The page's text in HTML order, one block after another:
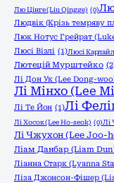
Лю Цінге (Liu Qingge) (0)
Людвік (Крізь темряву
Люк Нотус Грейрат
Люсі Візлі (1)Люсі Карлайл
Лютецій Мурштейко
Лі Дон Ук (Lee Dong-
Лі Мінхо (Lee
Лі Те Йон (1)Лі
Лі Хосок (Lee Ho-seok) (0)Лі
Лі Чжухон (Lee Joo-
Ліам Данбар (Liam
Ліанна Старк (Lyanna
Ліза Джонсон-Фішер